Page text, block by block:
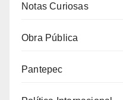
Notas Curiosas
Obra Pública
Pantepec